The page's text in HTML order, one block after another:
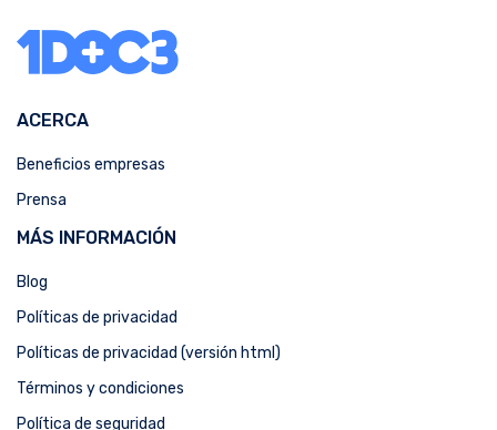
ACERCA
Beneficios empresas
Prensa
MÁS INFORMACIÓN
Blog
Políticas de privacidad
Políticas de privacidad (versión html)
Términos y condiciones
Política de seguridad